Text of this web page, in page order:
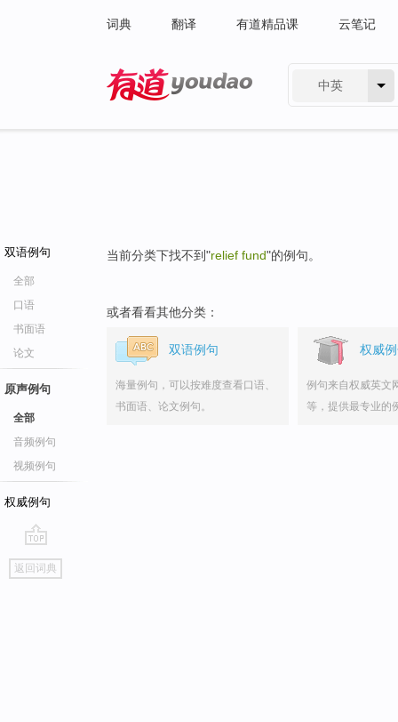
词典 翻译 有道精品课 云笔记
中英
双语例句
全部
口语
书面语
论文
原声例句
全部
音频例句
视频例句
权威例句
go
top
返回词典
当前分类下找不到"relief fund"的例句。
或者看看其他分类：
双语例句
海量例句，可以按难度查看口语、
书面语、论文例句。
权威
例句来自权威英文
等，提供最专业的